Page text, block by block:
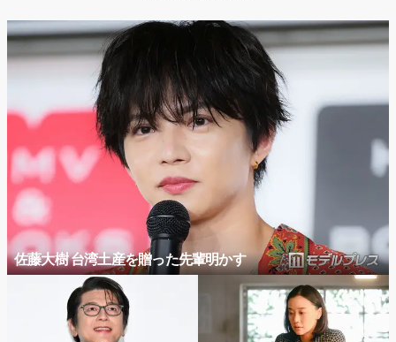
佐藤大樹 台湾土産を贈った先輩明かす